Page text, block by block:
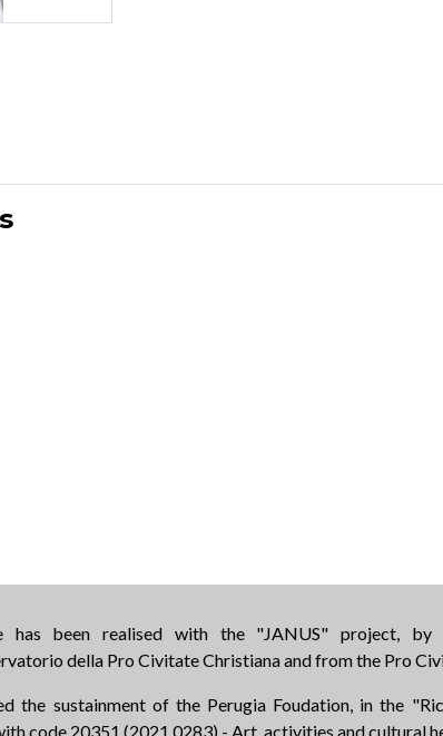
has been realised with the "JANUS" project, by
della Pro Civitate Christiana and from the Pro
the sustainment of the Perugia Foudation, in the
code 20351 (2021.0283) - Art, activities and cultural